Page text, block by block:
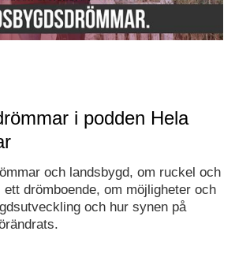
i podden Hela
och landsbygd, om ruckel och
drömboende, om möjligheter och
och hur synen på